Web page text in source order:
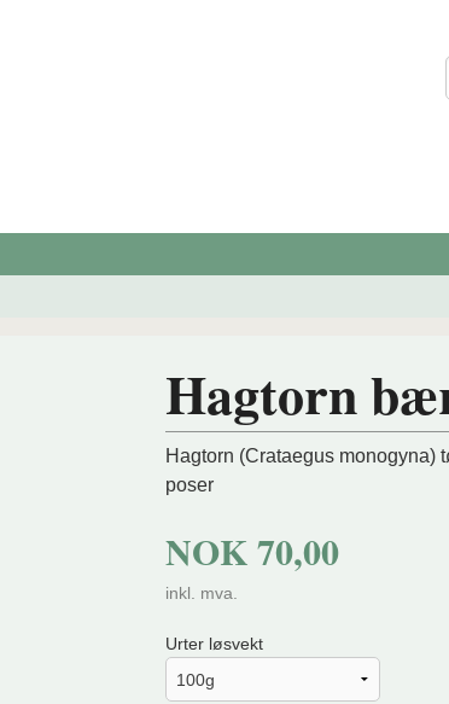
Hagtorn
Hagtorn (Crataegus
poser
NOK70,00
inkl. mva.
Urter løsvekt